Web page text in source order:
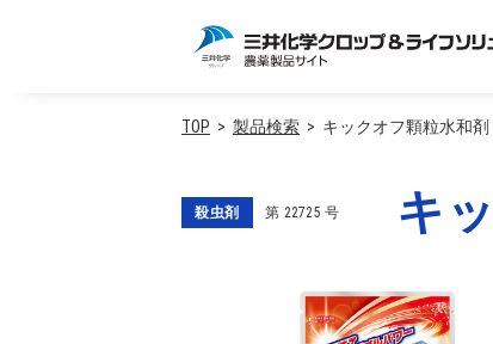
TOP 製品検索 キックオフ顆粒水和剤
殺虫剤 第 22725号 キ